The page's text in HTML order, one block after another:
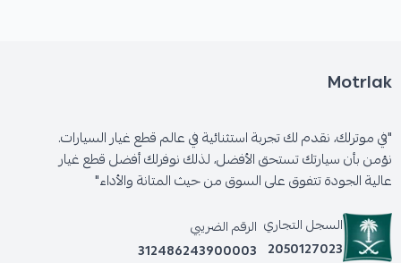
Motrlak
"في موترلك، نقدم لك تجربة استثنائية في عالم قطع غيار السيارات.
نؤمن بأن سيارتك تستحق الأفضل، لذلك نوفرلك أفضل قطع غيار
عالية الجودة تتفوق على السوق من حيث المتانة والأداء"
السجل التجاري
2050127023
الرقم الضريبي
312486243900003